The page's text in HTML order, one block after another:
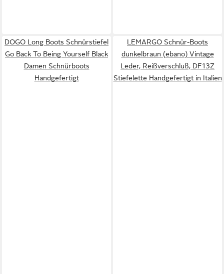
DOGO Long Boots Schnürstiefel
Go Back To Being Yourself Black
Damen Schnürboots
Handgefertigt
LEMARGO Schnür-Boots
dunkelbraun (ebano) Vintage
Leder, Reißverschluß, DF13Z
Stiefelette Handgefertigt in Italien